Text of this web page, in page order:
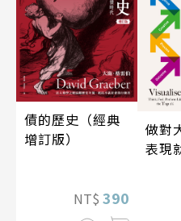
債的歷史（經典
增訂版）
NT$ 390
做對
表現